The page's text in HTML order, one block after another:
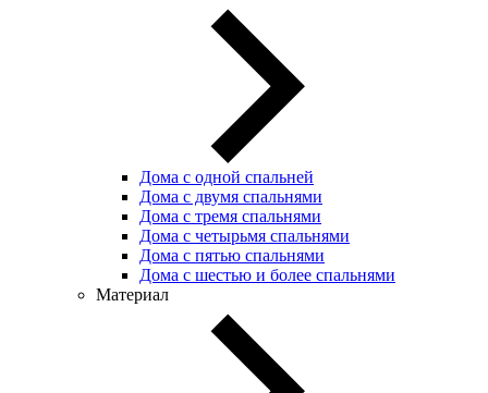
Дома с одной спальней
Дома с двумя спальнями
Дома с тремя спальнями
Дома с четырьмя спальнями
Дома с пятью спальнями
Дома с шестью и более спальнями
Материал